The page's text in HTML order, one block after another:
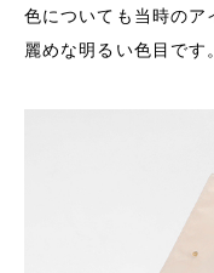
色についても当時のア
麗めな明るい色目です